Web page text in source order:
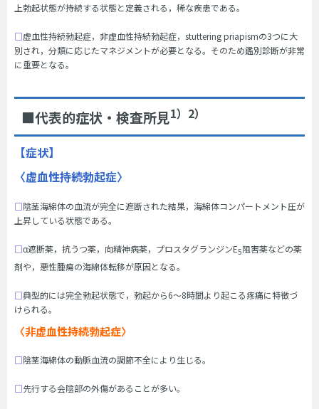
上勃起状態が持続する状態と定義される，稀な疾患である。
□虚血性持続勃起症，非虚血性持続勃起症，stuttering priapismの3つに大
別され，分類に応じたマネジメントが必要となる。そのため鑑別診断が非常
に重要となる。
■代表的症状・検査所見1）2）
【症状】
〈虚血性持続勃起症〉
□陰茎海綿体の血流が完全に遮断された結果，海綿体コンパートメント圧が
上昇している状態である。
□α遮断薬，抗うつ薬，向精神病薬，プロスタグランジンE5阻害薬などの薬
剤や，悪性腫瘍の海綿体転移が原因となる。
□典型的には完全勃起状態で，勃起から6～8時間より起こる疼痛に特徴づ
けられる。
〈非虚血性持続勃起症〉
□陰茎海綿体の動脈血流の調節不全により生じる。
□先行する会陰部の外傷があることが多い。